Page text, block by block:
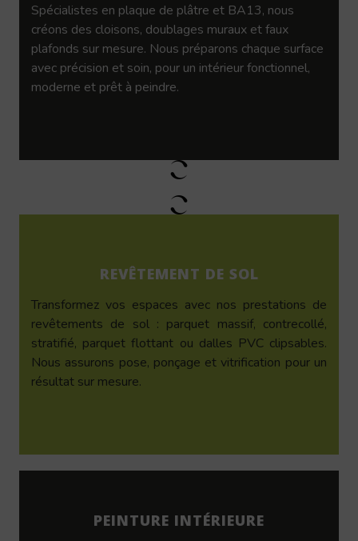
Spécialistes en plaque de plâtre et BA13, nous
créons des cloisons, doublages muraux et faux
plafonds sur mesure. Nous préparons chaque surface
avec précision et soin, pour un intérieur fonctionnel,
moderne et prêt à peindre.
REVÊTEMENT DE SOL
Transformez vos espaces avec nos prestations de
revêtements de sol : parquet massif, contrecollé,
stratifié, parquet flottant ou dalles PVC clipsables.
Nous assurons pose, ponçage et vitrification pour un
résultat sur mesure.
PEINTURE INTÉRIEURE